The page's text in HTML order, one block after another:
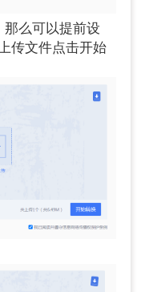
么可以提前设
传文件点击开始